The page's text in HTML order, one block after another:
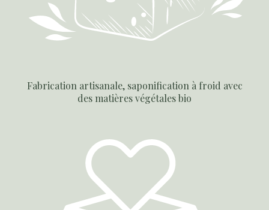
Fabrication artisanale, saponification à froid avec
des matières végétales bio